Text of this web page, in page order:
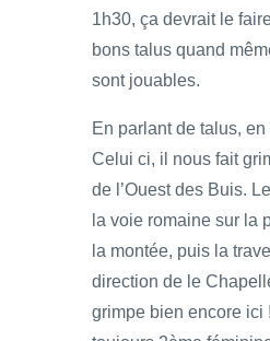
1h30, ça devrait le
bons talus quand
sont jouables.
En parlant de talus,
Celui ci, il nous fait
de l’Ouest des Buis.
la voie romaine sur la
la montée, puis la
direction de le
grimpe bien encore ici